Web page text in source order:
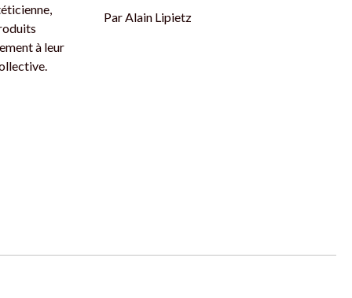
à leur
ParAlain Lipietz